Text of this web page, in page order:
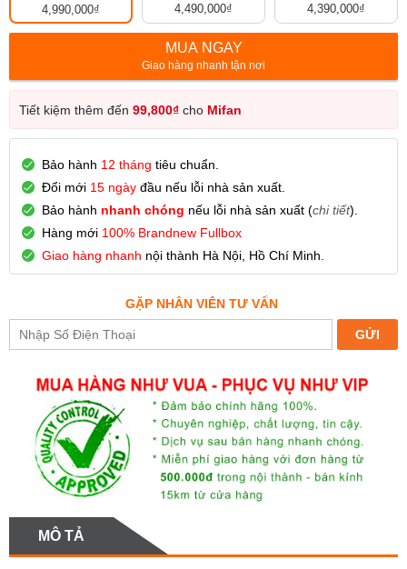
4,990,000₫
4,490,000₫
4,390,000₫
MUA NGAY
Giao hàng nhanh tận nơi
Tiết kiệm thêm đến 99,800₫ cho Mifan
Bảo hành 12 tháng tiêu chuẩn.
Đổi mới 15 ngày đầu nếu lỗi nhà sản xuất.
Bảo hành nhanh chóng nếu lỗi nhà sản xuất (chi tiết).
Hàng mới 100% Brandnew Fullbox
Giao hàng nhanh nội thành Hà Nội, Hồ Chí Minh.
GẶP NHÂN VIÊN TƯ VẤN
MÔ TẢ